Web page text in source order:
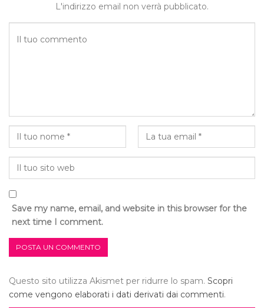
L'indirizzo email non verrà pubblicato.
Save my name, email, and website in this browser for the
next time I comment.
Questo sito utilizza Akismet per ridurre lo spam. Scopri
come vengono elaborati i dati derivati dai commenti.